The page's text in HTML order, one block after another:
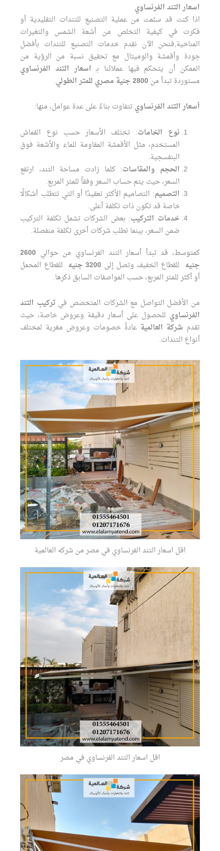
اسعار التند الفرنساوي
اذا كنت قد سئمت من عملية التصنيع للتندات التقليدية أو
فكرت في كيفية التخلص من أشعة الشمس والتغيرات
المناخية,فنحن الآن نقدم خدمات التصنيع للتندات بأفضل
جودة وأقمشة والوميتال مع تحقيق نسبة من الرؤية من
الممكن أن يتحكم فيها عملائنا بـاسعار التند الفرنساوي
مستوردة تبدأ من2800 جنية مصري للمتر الطولي
.
أسعار التند الفرنساوي تتفاوت بناءً على عدة عوامل، منها:
نوع الخامات: تختلف الأسعار حسب نوع القماش
المستخدم، مثل الأقمشة المقاومة للماء والأشعة فوق
البنفسجية.
الحجم والمقاسات: كلما زادت مساحة التند، ارتفع
السعر، حيث يتم حساب السعر وفقاً للمتر المربع.
التصميم: التصاميم الأكثر تعقيدًا أو التي تتطلب أشكالًا
خاصة قد تكون ذات تكلفة أعلى.
خدمات التركيب: بعض الشركات تشمل تكلفة التركيب
ضمن السعر، بينما تطلب شركات أخرى تكلفة منفصلة.
كمتوسط، قد تبدأ أسعار التند الفرنساوي من حوالي 2600
جنيه للقطاع الخفيف وتصل إلى 3200 جنيه
للقطاع المحمل
أو أكثر للمتر المربع، حسب المواصفات السابق ذكرها.
من الأفضل التواصل مع الشركات المتخصص فيتركيب التند
الفرنساوي للحصول على أسعار دقيقة وعروض خاصة، حيث
تقدم شركة العالمية عادةً خصومات وعروض مغرية لمختلف
أنواع التندات.
اقل اسعار التند الفرنساوي في مصر من شركه العالمية
اقل اسعار التند الفرنساوي في مصر